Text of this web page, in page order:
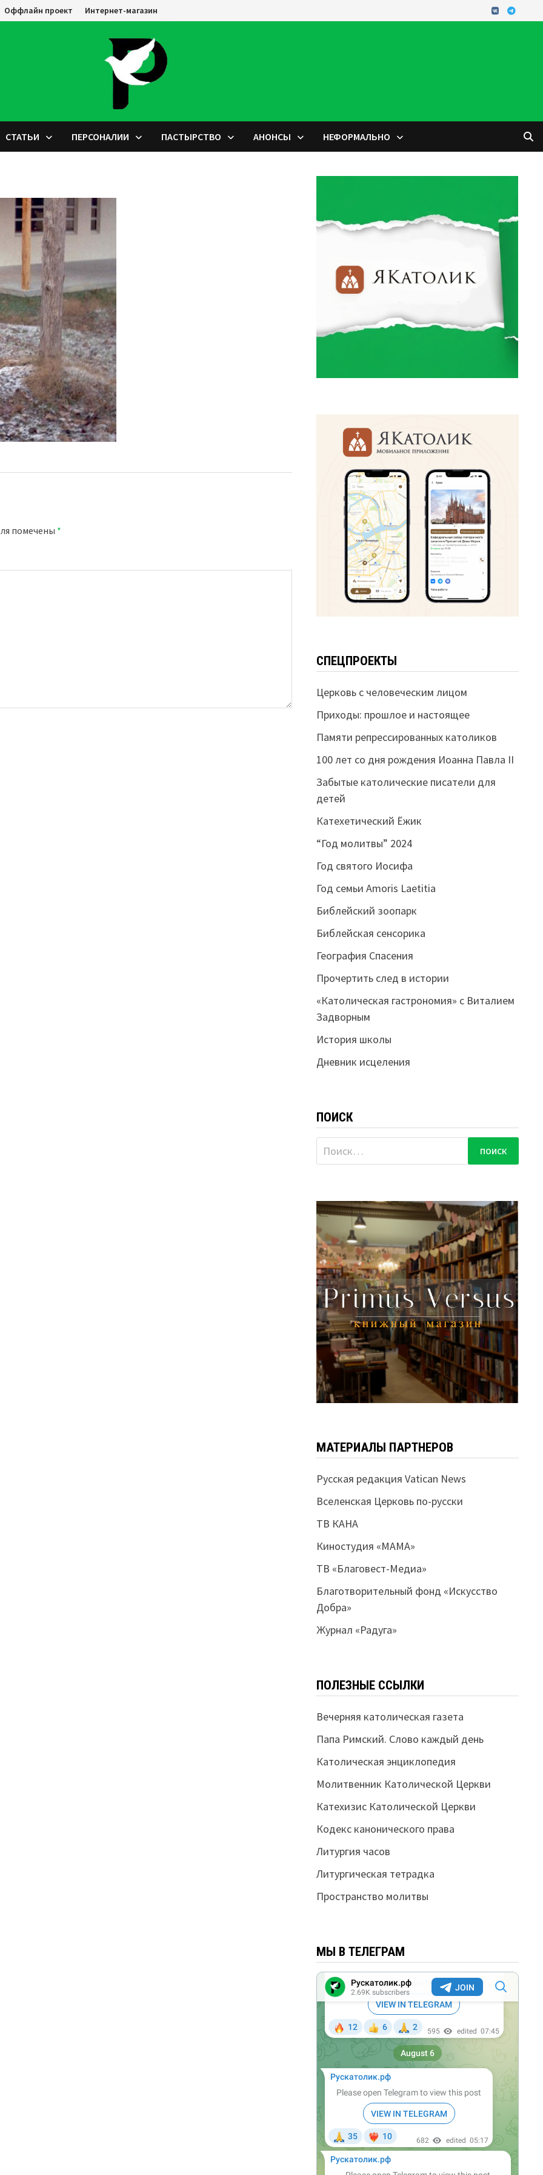
Оффлайн проект Интернет-магазин
СТАТЬИ ПЕРСОНАЛИИ ПАСТЫРСТВО АНОНСЫ НЕФОРМАЛЬНО
помечены *
СПЕЦПРОЕКТЫ
Церковь с человеческим лицом
Приходы: прошлое и настоящее
Памяти репрессированных католиков
100 лет со дня рождения Иоанна Павла II
Забытые католические писатели для
детей
Катехетический Ёжик
“Год молитвы” 2024
Год святого Иосифа
Год семьи Amoris Laetitia
Библейский зоопарк
Библейская сенсорика
География Спасения
Прочертить след в истории
«Католическая гастрономия» с Виталием
Задворным
История школы
Дневник исцеления
ПОИСК
Найти:
МАТЕРИАЛЫ ПАРТНЕРОВ
Русская редакция Vatican News
Вселенская Церковь по-русски
ТВ КАНА
Киностудия «МАМА»
ТВ «Благовест-Медиа»
Благотворительный фонд «Искусство
Добра»
Журнал «Радуга»
ПОЛЕЗНЫЕ ССЫЛКИ
Вечерняя католическая газета
Папа Римский. Слово каждый день
Католическая энциклопедия
Молитвенник Католической Церкви
Катехизис Католической Церкви
Кодекс канонического права
Литургия часов
Литургическая тетрадка
Пространство молитвы
МЫ В ТЕЛЕГРАМ